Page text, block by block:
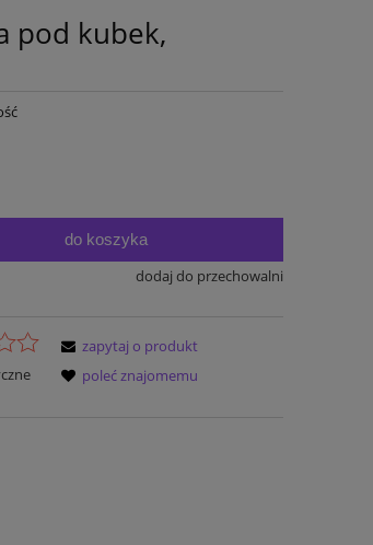
pod kubek,
do koszyka
dodaj do przechowalni
zapytaj o produkt
poleć znajomemu